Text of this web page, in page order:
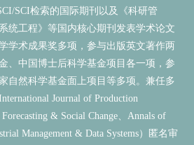
SCI检索的国际期刊以及《科研管
统工程》等国内核心期刊发表学术论文
学术成果奖多项，参与出版英文著作两
、中国博士后科学基金项目各一项，参
自然科学基金面上项目等多项。兼任多
Journal of Production
& Social Change、 Annals of
Management & Data Systems）匿名审